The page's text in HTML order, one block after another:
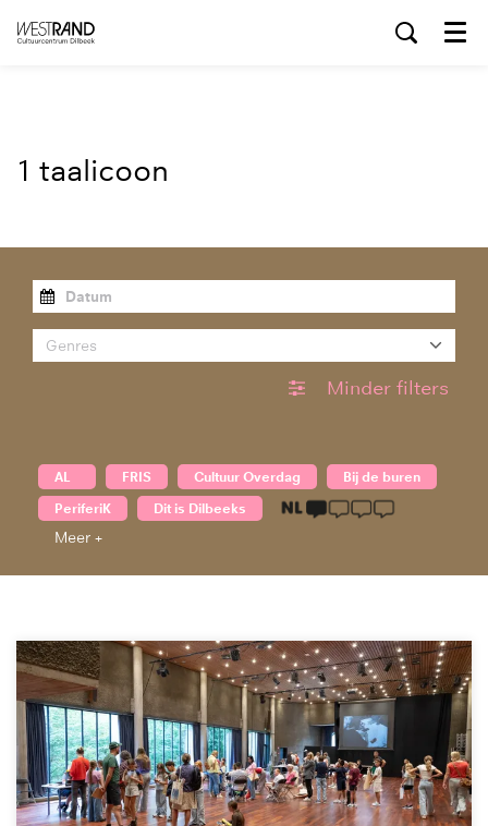
Menu
1 taalicoon
Genres
Minder filters
AL FRIS Cultuur Overdag
Bij de buren
PeriferiK
Dit is Dilbeeks 1 taalicoon
Meer +